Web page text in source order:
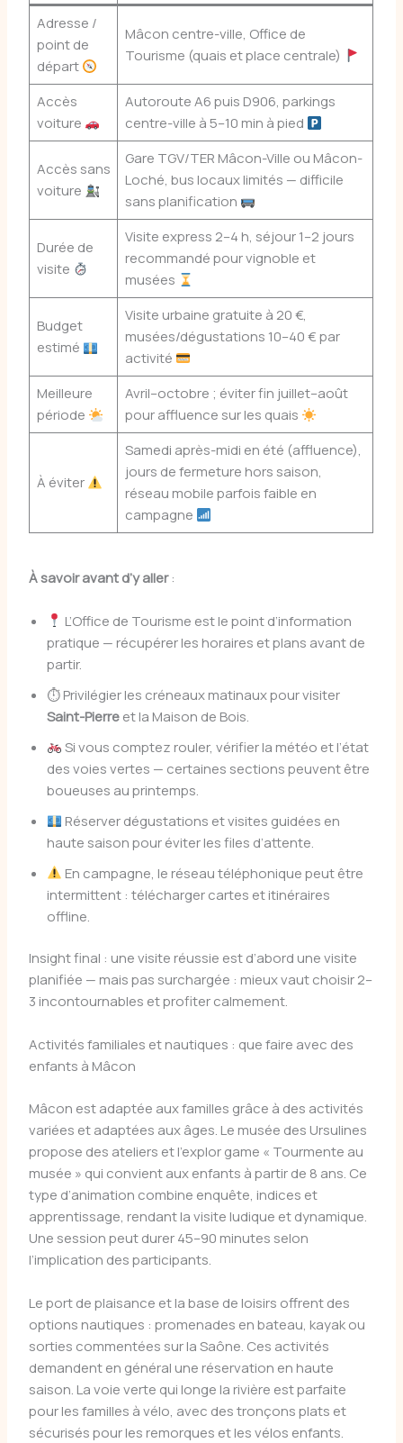
Adresse /
point de
départ
Mâcon centre-ville, Office de
Tourisme (quais et place centrale)
Accès
voiture
Autoroute A6 puis D906, parkings
centre-ville à 5–10 min à pied
Accès sans
voiture
Gare TGV/TER Mâcon-Ville ou Mâcon-
Loché, bus locaux limités — difficile
sans planification
Durée de
visite
Visite express 2–4 h, séjour 1–2 jours
recommandé pour vignoble et
musées
Budget
estimé
Visite urbaine gratuite à 20 €,
musées/dégustations 10–40 € par
activité
Meilleure
période
Avril–octobre ; éviter fin juillet–août
pour affluence sur les quais
À éviter
Samedi après-midi en été (affluence),
jours de fermeture hors saison,
réseau mobile parfois faible en
campagne
À savoir avant d’y aller:
L’Office de Tourisme est le point d’information
pratique — récupérer les horaires et plans avant de
partir.
⏱ Privilégier les créneaux matinaux pour visiter
Saint-Pierreet la Maison de Bois.
Si vous comptez rouler, vérifier la météo et l’état
des voies vertes — certaines sections peuvent être
boueuses au printemps.
Réserver dégustations et visites guidées en
haute saison pour éviter les files d’attente.
En campagne, le réseau téléphonique peut être
intermittent : télécharger cartes et itinéraires
offline.
Insight final : une visite réussie est d’abord une visite
planifiée — mais pas surchargée : mieux vaut choisir 2–
3 incontournables et profiter calmement.
Activités familiales et nautiques : que faire avec des
enfants à Mâcon
Mâcon est adaptée aux familles grâce à des activités
variées et adaptées aux âges. Le musée des Ursulines
propose des ateliers et l’explor game « Tourmente au
musée » qui convient aux enfants à partir de 8 ans. Ce
type d’animation combine enquête, indices et
apprentissage, rendant la visite ludique et dynamique.
Une session peut durer 45–90 minutes selon
l’implication des participants.
Le port de plaisance et la base de loisirs offrent des
options nautiques : promenades en bateau, kayak ou
sorties commentées sur la Saône. Ces activités
demandent en général une réservation en haute
saison. La voie verte qui longe la rivière est parfaite
pour les familles à vélo, avec des tronçons plats et
sécurisés pour les remorques et les vélos enfants.